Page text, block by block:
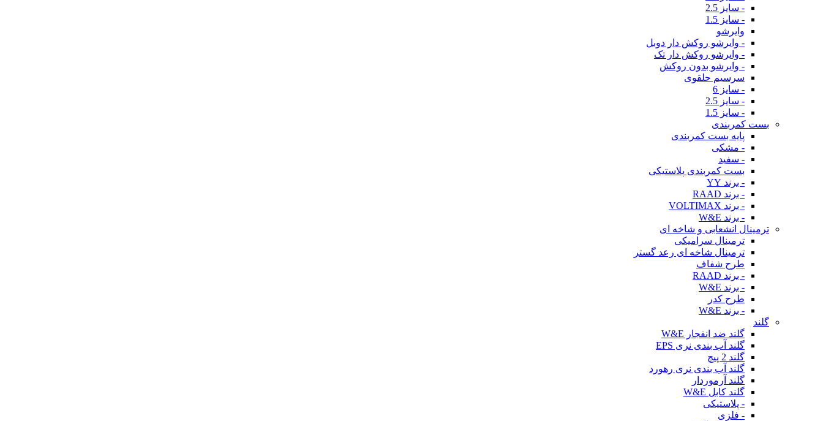
- سایز 2.5
- سایز 1.5
وایرشو
- وایرشو روکش دار دوبل
- وایرشو روکش دار تک
- وایرشو بدون روکش
سرسیم حلقوی
- سایز 6
- سایز 2.5
- سایز 1.5
بست کمربندی
پایه بست کمربندی
- مشکی
- سفید
بست کمربندی پلاستیکی
- برند YY
- برند RAAD
- برند VOLTIMAX
- برند W&E
ترمینال انشعابی و شاخه ای
ترمینال سرامیکی
ترمینال شاخه ای رعد گستر
طرح شفاف
- برند RAAD
- برند W&E
طرح کدر
- برند W&E
گلند
گلند ضد انفجار W&E
گلند آب بندی نری EPS
گلند 2 پیچ
گلند آب بندی نری رهورد
گلند آرموردار
گلند کابل W&E
- پلاستیکی
- فلزی